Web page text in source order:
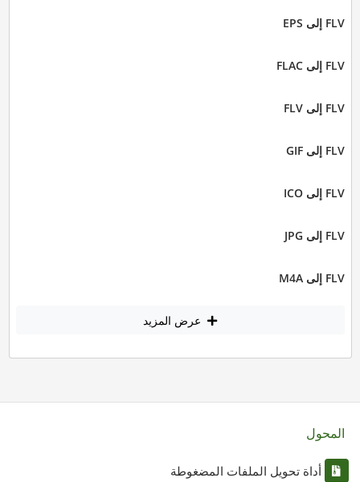
FLV إلى EPS
FLV إلى FLAC
FLV إلى FLV
FLV إلى GIF
FLV إلى ICO
FLV إلى JPG
FLV إلى M4A
عرض المزيد
المحول
أداة تحويل الملفات المضغوطة